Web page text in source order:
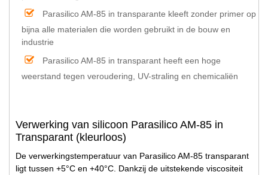
Parasilico AM-85 in transparante kleeft zonder primer op
bijna alle materialen die worden gebruikt in de bouw en
industrie
Parasilico AM-85 in transparant heeft een hoge
weerstand tegen veroudering, UV-straling en chemicaliën
Verwerking van silicoon Parasilico AM-85 in
Transparant (kleurloos)
De verwerkingstemperatuur van Parasilico AM-85 transparant
ligt tussen +5°C en +40°C. Dankzij de uitstekende viscositeit